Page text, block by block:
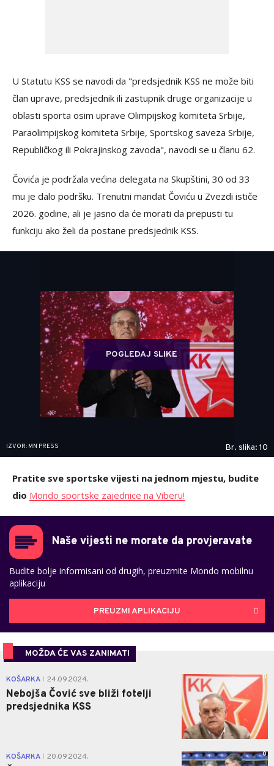
U Statutu KSS se navodi da "predsjednik KSS ne može biti
član uprave, predsjednik ili zastupnik druge organizacije u
oblasti sporta osim uprave Olimpijskog komiteta Srbije,
Paraolimpijskog komiteta Srbije, Sportskog saveza Srbije,
Republičkog ili Pokrajinskog zavoda", navodi se u članu 62.
Čovića je podržala većina delegata na Skupštini, 30 od 33
mu je dalo podršku. Trenutni mandat Čoviću u Zvezdi ističe
2026. godine, ali je jasno da će morati da prepusti tu
funkciju ako želi da postane predsjednik KSS.
POGLEDAJ SLIKE
IZVOR: MN PRESS Br. slika: 10
Pratite sve sportske vijesti na jednom mjestu, budite
dio Mondo sportske zajednice na Viberu!
Naše vijesti ne morate da provjeravate
Budite bolje informisani od drugih, preuzmite Mondo mobilnu
aplikaciju
PREUZMI APLIKACIJU
MOŽDA ĆE VAS ZANIMATI
KOŠARKA 24.09.2024.
Nebojša Čović sve bliži fotelji
predsjednika KSS
0
KOŠARKA 20.09.2024. 0